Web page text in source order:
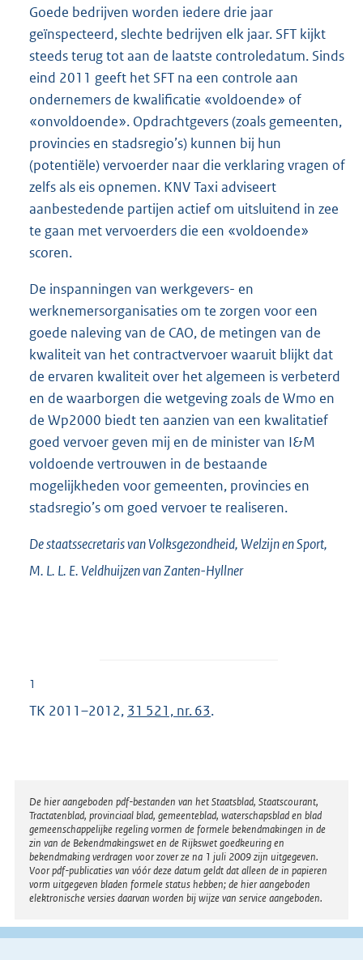
Goede bedrijven worden iedere drie jaar
geïnspecteerd, slechte bedrijven elk jaar. SFT kijkt
steeds terug tot aan de laatste controledatum. Sinds
eind 2011 geeft het SFT na een controle aan
ondernemers de kwalificatie «voldoende» of
«onvoldoende». Opdrachtgevers (zoals gemeenten,
provincies en stadsregio’s) kunnen bij hun
(potentiële) vervoerder naar die verklaring vragen of
zelfs als eis opnemen. KNV Taxi adviseert
aanbestedende partijen actief om uitsluitend in zee
te gaan met vervoerders die een «voldoende»
scoren.
De inspanningen van werkgevers- en
werknemersorganisaties om te zorgen voor een
goede naleving van de CAO, de metingen van de
kwaliteit van het contractvervoer waaruit blijkt dat
de ervaren kwaliteit over het algemeen is verbeterd
en de waarborgen die wetgeving zoals de Wmo en
de Wp2000 biedt ten aanzien van een kwalitatief
goed vervoer geven mij en de minister van I&M
voldoende vertrouwen in de bestaande
mogelijkheden voor gemeenten, provincies en
stadsregio’s om goed vervoer te realiseren.
De staatssecretaris van Volksgezondheid, Welzijn en Sport,
M. L. L. E.Veldhuijzen van Zanten-Hyllner
1
TK 2011–2012, 31 521, nr. 63.
Disclaimer
De hier aangeboden pdf-bestanden van het Staatsblad, Staatscourant,
Tractatenblad, provinciaal blad, gemeenteblad, waterschapsblad en blad
gemeenschappelijke regeling vormen de formele bekendmakingen in de
zin van de Bekendmakingswet en de Rijkswet goedkeuring en
bekendmaking verdragen voor zover ze na 1 juli 2009 zijn uitgegeven.
Voor pdf-publicaties van vóór deze datum geldt dat alleen de in papieren
vorm uitgegeven bladen formele status hebben; de hier aangeboden
elektronische versies daarvan worden bij wijze van service aangeboden.